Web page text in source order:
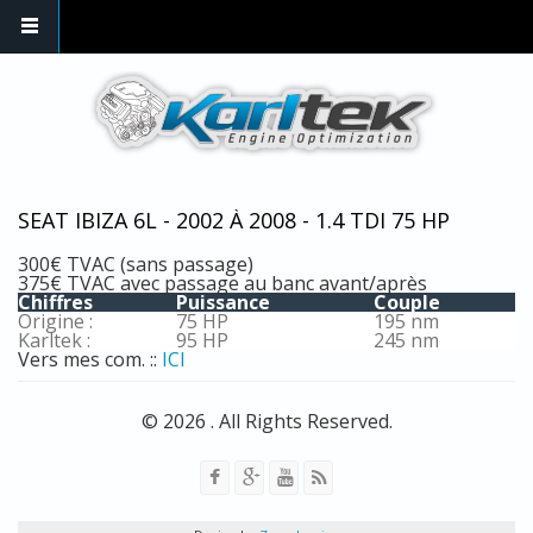
SEAT IBIZA 6L - 2002 À 2008 - 1.4 TDI 75 HP
300€ TVAC (sans passage)
375€ TVAC avec passage au banc avant/après
Chiffres Puissance Couple
Origine : 75 HP 195 nm
Karltek : 95 HP 245 nm
Vers mes com. :: ICI
© 2026 . All Rights Reserved.